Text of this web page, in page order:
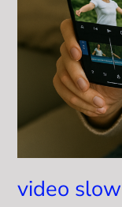
video